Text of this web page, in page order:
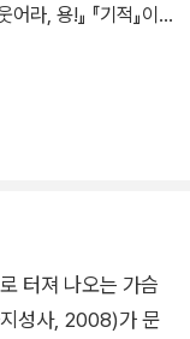
라, 용!』 『기적』이
터져 나오는 가슴